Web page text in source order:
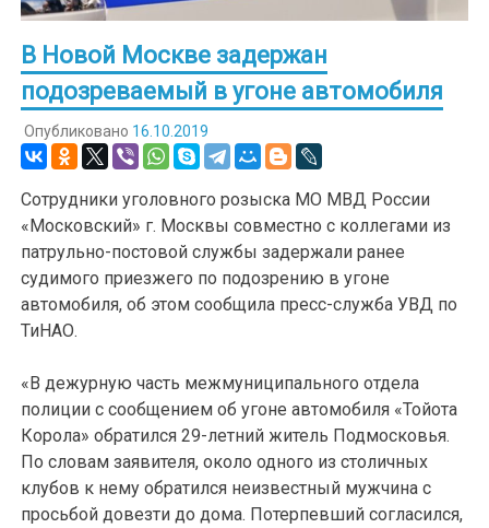
В Новой Москве задержан
подозреваемый в угоне автомобиля
Опубликовано 16.10.2019
Сотрудники уголовного розыска МО МВД России
«Московский» г. Москвы совместно с коллегами из
патрульно-постовой службы задержали ранее
судимого приезжего по подозрению в угоне
автомобиля, об этом сообщила пресс-служба УВД по
ТиНАО.
«В дежурную часть межмуниципального отдела
полиции с сообщением об угоне автомобиля «Тойота
Корола» обратился 29-летний житель Подмосковья.
По словам заявителя, около одного из столичных
клубов к нему обратился неизвестный мужчина с
просьбой довезти до дома. Потерпевший согласился,